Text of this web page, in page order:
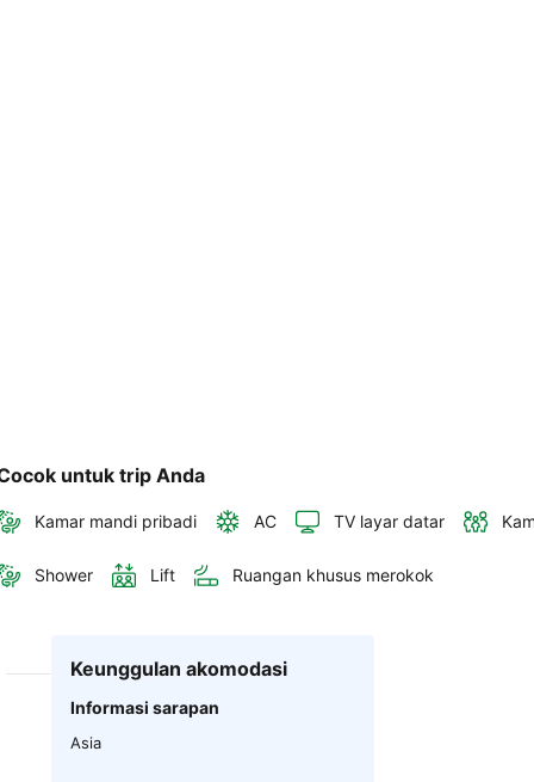
untuk trip Anda
Kamar mandi pribadi AC TV layar datar
Shower Lift Ruangan khusus merokok
Keunggulan akomodasi
Informasi sarapan
Asia